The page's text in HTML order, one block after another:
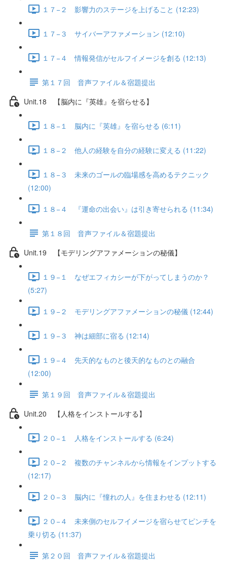
１７−２ 影響力のステージを上げること (12:23)
１７−３ サイバーアファメーション (12:10)
１７−４ 情報発信がセルフイメージを創る (12:13)
第１７回 音声ファイル＆宿題提出
Unit.18 【脳内に『英雄』を宿らせる】
１８−１ 脳内に『英雄』を宿らせる (6:11)
１８−２ 他人の経験を自分の経験に変える (11:22)
１８−３ 未来のゴールの臨場感を高めるテクニック
(12:00)
１８−４ 『運命の出会い』は引き寄せられる (11:34)
第１８回 音声ファイル＆宿題提出
Unit.19 【モデリングアファメーションの秘儀】
１９−１ なぜエフィカシーが下がってしまうのか？
(5:27)
１９−２ モデリングアファメーションの秘儀 (12:44)
１９−３ 神は細部に宿る (12:14)
１９−４ 先天的なものと後天的なものとの融合
(12:00)
第１９回 音声ファイル＆宿題提出
Unit.20 【人格をインストールする】
２０−１ 人格をインストールする (6:24)
２０−２ 複数のチャンネルから情報をインプットする
(12:17)
２０−３ 脳内に『憧れの人』を住まわせる (12:11)
２０−４ 未来側のセルフイメージを宿らせてピンチを
乗り切る (11:37)
第２０回 音声ファイル＆宿題提出